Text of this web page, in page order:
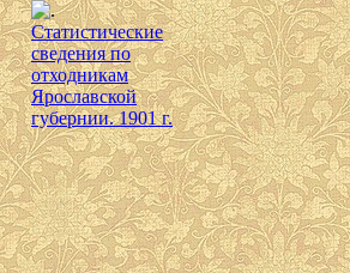
Cтатистические
сведения по
отходникам
Ярославской
губернии. 1901 г.